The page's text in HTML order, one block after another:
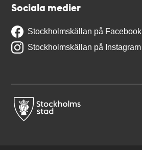
Sociala medier
Stockholmskällan på Facebook
Stockholmskällan på Instagram